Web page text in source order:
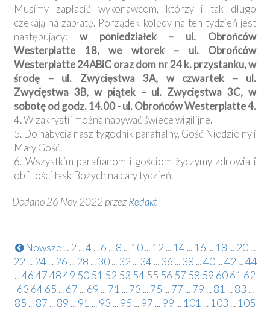
Musimy zapłacić wykonawcom, którzy i tak długo
czekają na zapłatę. Porządek kolędy na ten tydzień jest
następujący: w poniedziałek – ul. Obrońców
Westerplatte 18, we wtorek – ul. Obrońców
Westerplatte 24ABiC oraz dom nr 24 k. przystanku, w
środę – ul. Zwycięstwa 3A, w czwartek – ul.
Zwycięstwa 3B, w piątek – ul. Zwycięstwa 3C, w
sobotę od godz. 14.00 - ul. Obrońców Westerplatte 4.
4. W zakrystii można nabywać świece wigilijne.
5. Do nabycia nasz tygodnik parafialny, Gość Niedzielny i
Mały Gość.
6. Wszystkim parafianom i gościom życzymy zdrowia i
obfitości łask Bożych na cały tydzień.
Dodano 26 Nov 2022 przezRedakt
Nowsze ... 2 ...4 ... 6 ... 8 ... 10 ... 12 ... 14 ... 16 ... 18 ... 20 ...
22 ... 24 ... 26 ... 28 ... 30 ... 32 ... 34 ... 36 ... 38 ...40 ...42 ...44
...46474849 50 51 52 53 54 55 56 57 58 59 6061 62
63 64 65 ... 67 ... 69 ... 71 ... 73 ... 75 ... 77 ... 79 ... 81 ... 83 ...
85 ...87 ...89 ...91 ...93 ...95 ...97 ...99 ... 101 ... 103 ... 105